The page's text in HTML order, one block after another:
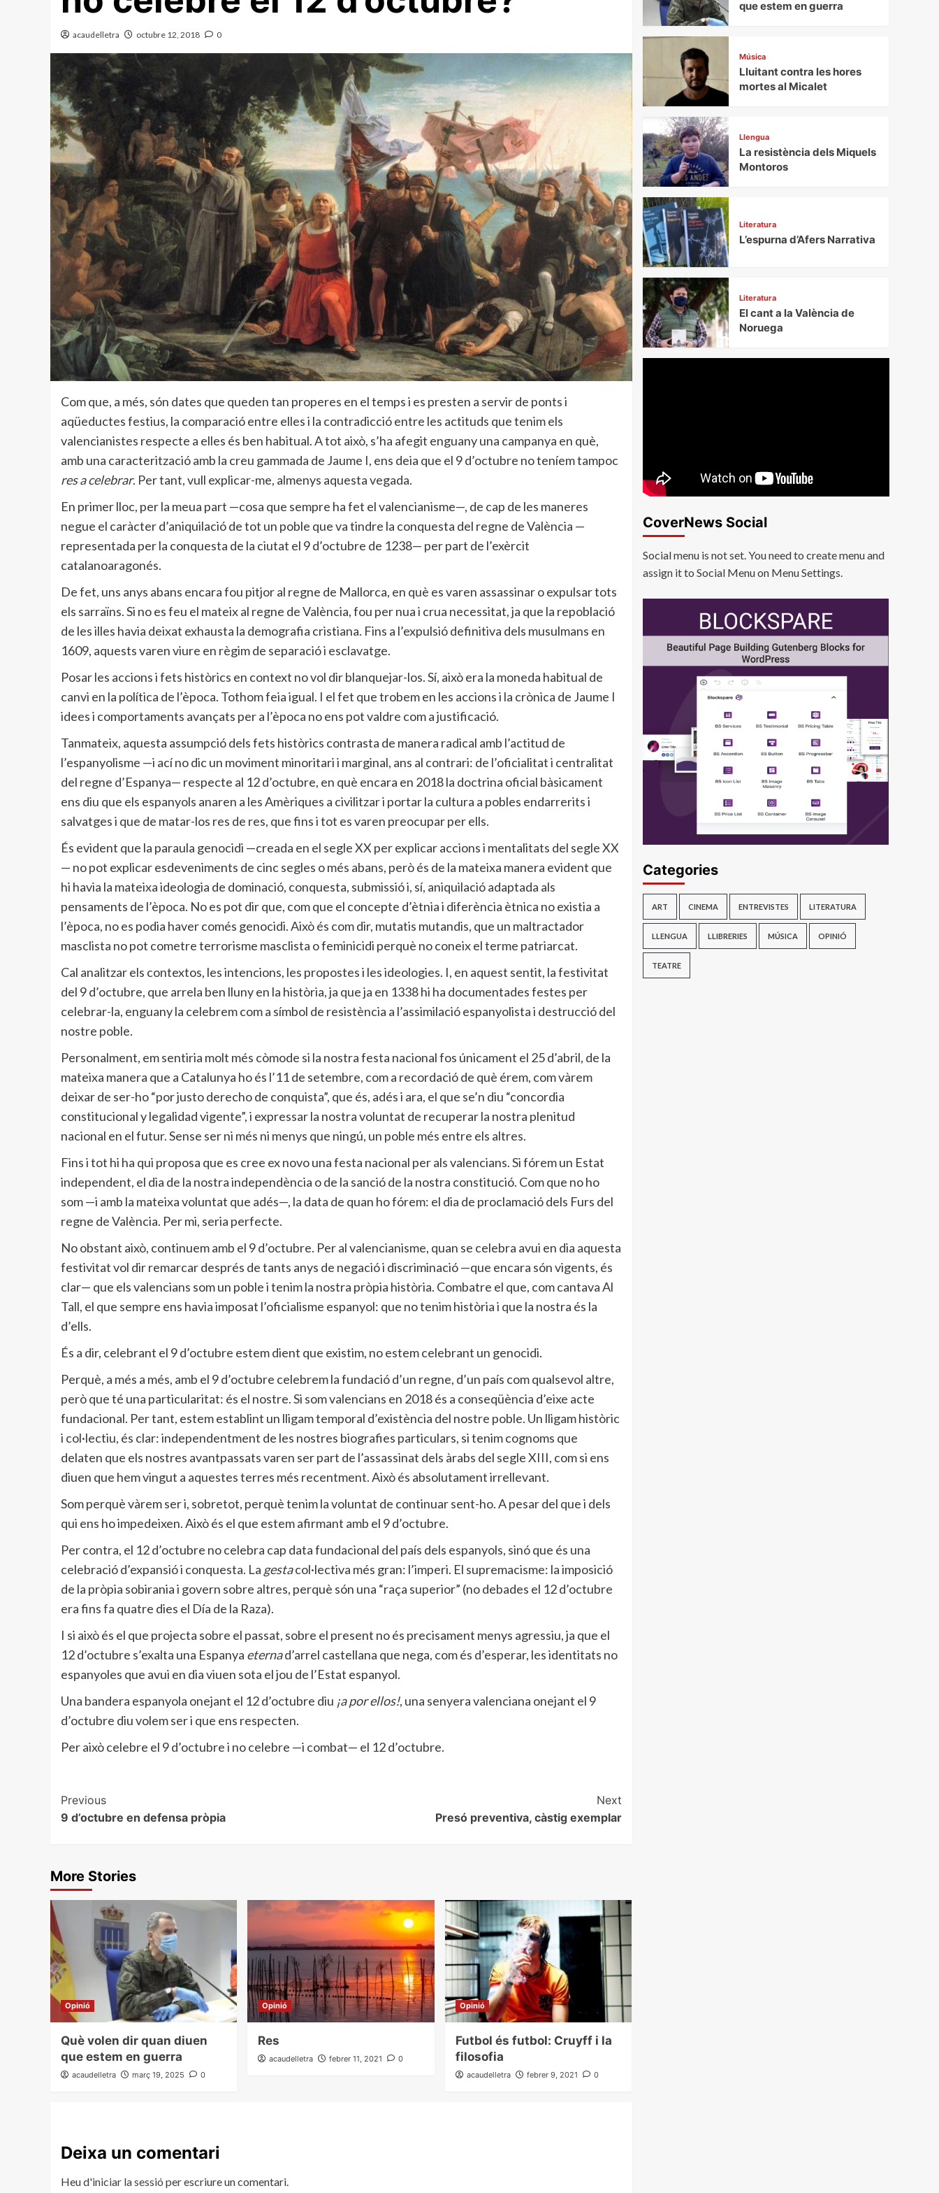
acaudelletra octubre 12, 2018 0
Com que, a més, són dates que queden tan properes en el temps i es presten a servir de ponts i
aqüeductes festius, la comparació entre elles i la contradicció entre les actituds que tenim els
valencianistes respecte a elles és ben habitual. A tot això, s’ha afegit enguany una campanya en què,
amb una caracterització amb la creu gammada de Jaume I, ens deia que el 9 d’octubre no teníem tampoc
res a celebrar. Per tant, vull explicar-me, almenys aquesta vegada.
En primer lloc, per la meua part —cosa que sempre ha fet el valencianisme—, de cap de les maneres
negue el caràcter d’aniquilació de tot un poble que va tindre la conquesta del regne de València —
representada per la conquesta de la ciutat el 9 d’octubre de 1238— per part de l’exèrcit
catalanoaragonés.
De fet, uns anys abans encara fou pitjor al regne de Mallorca, en què es varen assassinar o expulsar tots
els sarraïns. Si no es feu el mateix al regne de València, fou per nua i crua necessitat, ja que la repoblació
de les illes havia deixat exhausta la demografia cristiana. Fins a l’expulsió definitiva dels musulmans en
1609, aquests varen viure en règim de separació i esclavatge.
Posar les accions i fets històrics en context no vol dir blanquejar-los. Sí, això era la moneda habitual de
canvi en la política de l’època. Tothom feia igual. I el fet que trobem en les accions i la crònica de Jaume I
idees i comportaments avançats per a l’època no ens pot valdre com a justificació.
Tanmateix, aquesta assumpció dels fets històrics contrasta de manera radical amb l’actitud de
l’espanyolisme —i ací no dic un moviment minoritari i marginal, ans al contrari: de l’oficialitat i centralitat
del regne d’Espanya— respecte al 12 d’octubre, en què encara en 2018 la doctrina oficial bàsicament
ens diu que els espanyols anaren a les Amèriques a civilitzar i portar la cultura a pobles endarrerits i
salvatges i que de matar-los res de res, que fins i tot es varen preocupar per ells.
És evident que la paraula genocidi —creada en el segle XX per explicar accions i mentalitats del segle XX
— no pot explicar esdeveniments de cinc segles o més abans, però és de la mateixa manera evident que
hi havia la mateixa ideologia de dominació, conquesta, submissió i, sí, aniquilació adaptada als
pensaments de l’època. No es pot dir que, com que el concepte d’ètnia i diferència ètnica no existia a
l’època, no es podia haver comés genocidi. Això és com dir, mutatis mutandis, que un maltractador
masclista no pot cometre terrorisme masclista o feminicidi perquè no coneix el terme patriarcat.
Cal analitzar els contextos, les intencions, les propostes i les ideologies. I, en aquest sentit, la festivitat
del 9 d’octubre, que arrela ben lluny en la història, ja que ja en 1338 hi ha documentades festes per
celebrar-la, enguany la celebrem com a símbol de resistència a l’assimilació espanyolista i destrucció del
nostre poble.
Personalment, em sentiria molt més còmode si la nostra festa nacional fos únicament el 25 d’abril, de la
mateixa manera que a Catalunya ho és l’11 de setembre, com a recordació de què érem, com vàrem
deixar de ser-ho “por justo derecho de conquista”, que és, adés i ara, el que se’n diu “concordia
constitucional y legalidad vigente”, i expressar la nostra voluntat de recuperar la nostra plenitud
nacional en el futur. Sense ser ni més ni menys que ningú, un poble més entre els altres.
Fins i tot hi ha qui proposa que es cree ex novo una festa nacional per als valencians. Si fórem un Estat
independent, el dia de la nostra independència o de la sanció de la nostra constitució. Com que no ho
som —i amb la mateixa voluntat que adés—, la data de quan ho fórem: el dia de proclamació dels Furs del
regne de València. Per mi, seria perfecte.
No obstant això, continuem amb el 9 d’octubre. Per al valencianisme, quan se celebra avui en dia aquesta
festivitat vol dir remarcar després de tants anys de negació i discriminació —que encara són vigents, és
clar— que els valencians som un poble i tenim la nostra pròpia història. Combatre el que, com cantava Al
Tall, el que sempre ens havia imposat l’oficialisme espanyol: que no tenim història i que la nostra és la
d’ells.
És a dir, celebrant el 9 d’octubre estem dient que existim, no estem celebrant un genocidi.
Perquè, a més a més, amb el 9 d’octubre celebrem la fundació d’un regne, d’un país com qualsevol altre,
però que té una particularitat: és el nostre. Si som valencians en 2018 és a conseqüència d’eixe acte
fundacional. Per tant, estem establint un lligam temporal d’existència del nostre poble. Un lligam històric
i col·lectiu, és clar: independentment de les nostres biografies particulars, si tenim cognoms que
delaten que els nostres avantpassats varen ser part de l’assassinat dels àrabs del segle XIII, com si ens
diuen que hem vingut a aquestes terres més recentment. Això és absolutament irrellevant.
Som perquè vàrem ser i, sobretot, perquè tenim la voluntat de continuar sent-ho. A pesar del que i dels
qui ens ho impedeixen. Això és el que estem afirmant amb el 9 d’octubre.
Per contra, el 12 d’octubre no celebra cap data fundacional del país dels espanyols, sinó que és una
celebració d’expansió i conquesta. La gestacol·lectiva més gran: l’imperi. El supremacisme: la imposició
de la pròpia sobirania i govern sobre altres, perquè són una “raça superior” (no debades el 12 d’octubre
era fins fa quatre dies el Día de la Raza).
I si això és el que projecta sobre el passat, sobre el present no és precisament menys agressiu, ja que el
12 d’octubre s’exalta una Espanya eternad’arrel castellana que nega, com és d’esperar, les identitats no
espanyoles que avui en dia viuen sota el jou de l’Estat espanyol.
Una bandera espanyola onejant el 12 d’octubre diu ¡a por ellos!, una senyera valenciana onejant el 9
d’octubre diu volem ser i que ens respecten.
Per això celebre el 9 d’octubre i no celebre —i combat— el 12 d’octubre.
Post
Navigation
Previous
9 d’octubre en defensa pròpia
Next
Presó preventiva, càstig exemplar
More Stories
Opinió
Què volen dir quan diuen
que estem en guerra
acaudelletra març 19, 2025 0
Opinió
Res
acaudelletra febrer 11, 2021 0
Opinió
Futbol és futbol: Cruyff i la
filosofia
acaudelletra febrer 9, 2021 0
Deixa un comentari
Heu d'iniciar la sessió per escriure un comentari.
que estem en guerra
Música
Lluitant contra les hores
mortes al Micalet
Llengua
La resistència dels Miquels
Montoros
Literatura
L’espurna d’Afers Narrativa
Literatura
El cant a la València de
Noruega
CoverNews Social
Social menu is not set. You need to create menu and
assign it to Social Menu on Menu Settings.
Categories
ART CINEMA ENTREVISTES LITERATURA
LLENGUA LLIBRERIES MÚSICA OPINIÓ
TEATRE